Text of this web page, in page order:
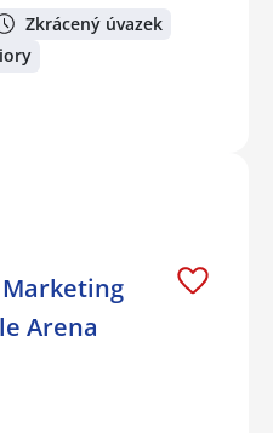
Zkrácený úvazek
Arena